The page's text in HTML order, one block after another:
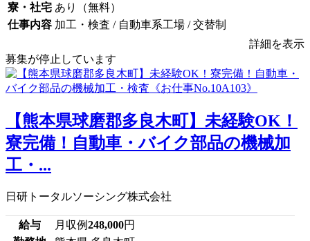
寮・社宅 あり（無料）
仕事内容 加工・検査 / 自動車系工場 / 交替制
詳細を表示
募集が停止しています
【熊本県球磨郡多良木町】未経験OK！
寮完備！自動車・バイク部品の機械加
工・...
日研トータルソーシング株式会社
給与 月収例248,000円